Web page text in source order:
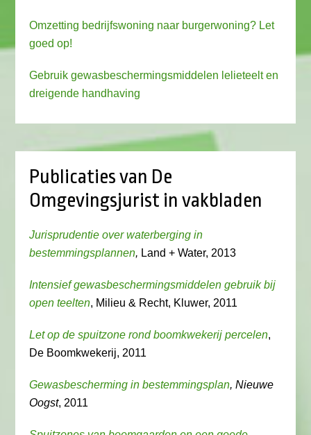
Omzetting bedrijfswoning naar burgerwoning? Let
goed op!
Gebruik gewasbeschermingsmiddelen lelieteelt en
dreigende handhaving
Publicaties van De
Omgevingsjurist in vakbladen
Jurisprudentie over waterberging in
bestemmingsplannen, Land + Water, 2013
Intensief gewasbeschermingsmiddelen gebruik bij
open teelten, Milieu & Recht, Kluwer, 2011
Let op de spuitzone rond boomkwekerij percelen,
De Boomkwekerij, 2011
Gewasbescherming in bestemmingsplan, Nieuwe
Oogst, 2011